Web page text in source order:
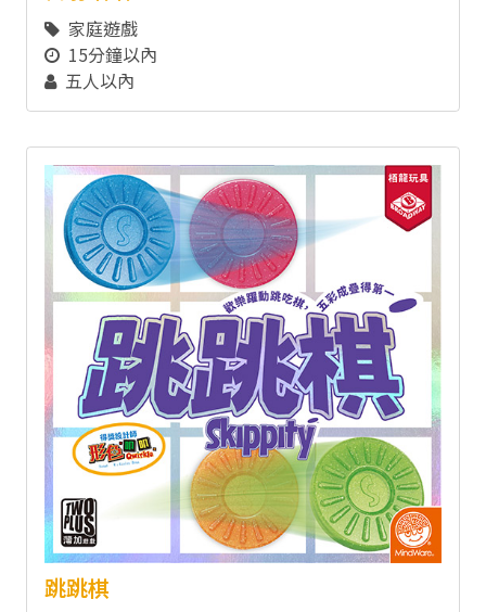
家庭遊戲
15分鐘以內
五人以內
跳跳棋